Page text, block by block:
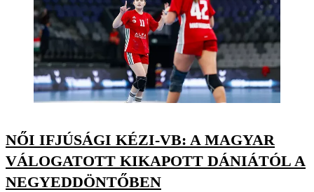
NŐI IFJÚSÁGI KÉZI-VB: A MAGYAR
VÁLOGATOTT KIKAPOTT DÁNIÁTÓL A
NEGYEDDÖNTŐBEN